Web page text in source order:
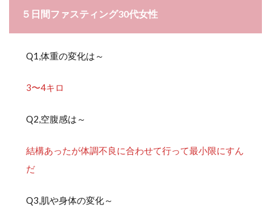
５日間ファスティング30代女性
Q1,体重の変化は～
3〜4キロ
Q2,空腹感は～
結構あったが体調不良に合わせて行って最小限にすん
だ
Q3,肌や身体の変化～